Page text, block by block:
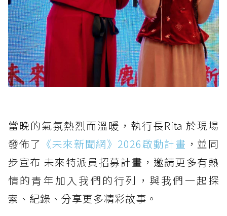
當晚的氣氛熱烈而溫暖，執行長Rita 於現場
發佈了 《未來新聞網》2026啟動計畫 ，並同
步宣布 未來特派員招募計畫，邀請更多有熱
情的青年加入我們的行列，與我們一起探
索、紀錄、分享更多精彩故事。